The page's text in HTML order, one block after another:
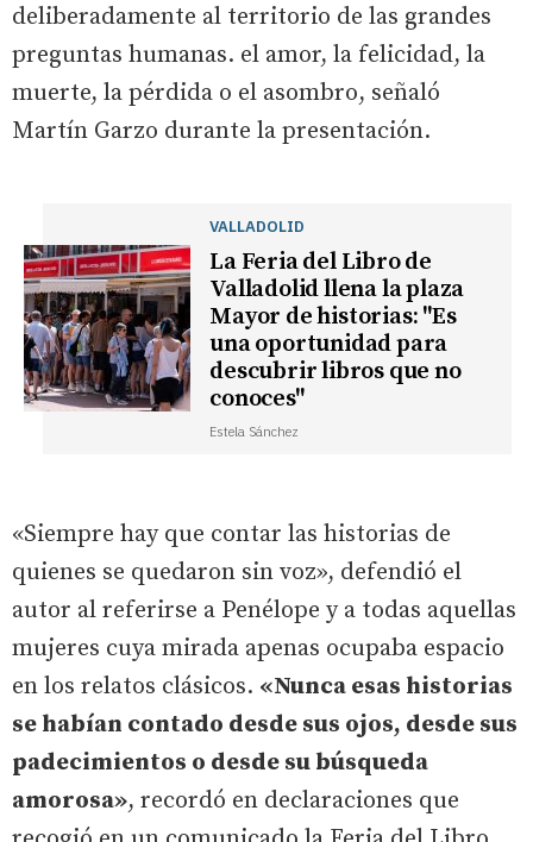
deliberadamente al territorio de las grandes
preguntas humanas. el amor, la felicidad, la
muerte, la pérdida o el asombro, señaló
Martín Garzo durante la presentación.
VALLADOLID
La Feria del Libro de
Valladolid llena la plaza
Mayor de historias: "Es
una oportunidad para
descubrir libros que no
conoces"
Estela Sánchez
«Siempre hay que contar las historias de
quienes se quedaron sin voz», defendió el
autor al referirse a Penélope y a todas aquellas
mujeres cuya mirada apenas ocupaba espacio
en los relatos clásicos. «Nunca esas historias
se habían contado desde sus ojos, desde sus
padecimientos o desde su búsqueda
amorosa», recordó en declaraciones que